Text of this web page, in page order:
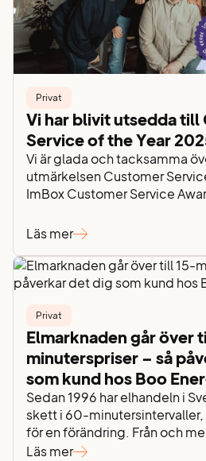
Privat
Vi har blivit utsedda till
Service of the Year
Vi är glada och tacksamma
utmärkelsen Customer
ImBox Customer Service
på ett engagerat, tillgängligt
och inspirerande. “Det här…
Läs mer
Privat
Elmarknaden går över
minuterspriser – så
som kund hos Boo
Sedan 1996 har elhandeln i
skett i 60-minutersintervaller,
för en förändring. Från och
övergår elbörsen Nord Pool
Läs mer